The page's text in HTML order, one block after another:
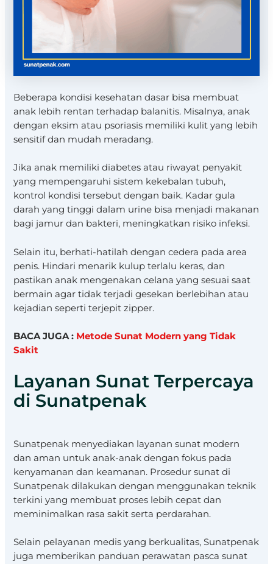
Beberapa kondisi kesehatan dasar bisa membuat
anak lebih rentan terhadap balanitis. Misalnya, anak
dengan eksim atau psoriasis memiliki kulit yang lebih
sensitif dan mudah meradang.
Jika anak memiliki diabetes atau riwayat penyakit
yang mempengaruhi sistem kekebalan tubuh,
kontrol kondisi tersebut dengan baik. Kadar gula
darah yang tinggi dalam urine bisa menjadi makanan
bagi jamur dan bakteri, meningkatkan risiko infeksi.
Selain itu, berhati-hatilah dengan cedera pada area
penis. Hindari menarik kulup terlalu keras, dan
pastikan anak mengenakan celana yang sesuai saat
bermain agar tidak terjadi gesekan berlebihan atau
kejadian seperti terjepit zipper.
BACA JUGA : Metode Sunat Modern yang Tidak
Sakit
Layanan Sunat Terpercaya
di Sunatpenak
Sunatpenak menyediakan layanan sunat modern
dan aman untuk anak-anak dengan fokus pada
kenyamanan dan keamanan. Prosedur sunat di
Sunatpenak dilakukan dengan menggunakan teknik
terkini yang membuat proses lebih cepat dan
meminimalkan rasa sakit serta perdarahan.
Selain pelayanan medis yang berkualitas, Sunatpenak
juga memberikan panduan perawatan pasca sunat